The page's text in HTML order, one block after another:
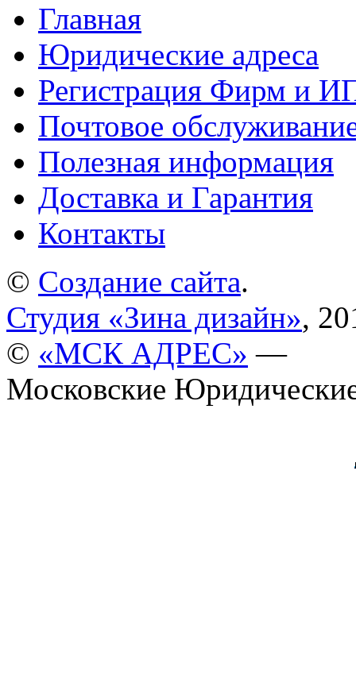
Главная
Юридические адреса
Регистрация Фирм и
Почтовое
Полезная информация
Доставка и Гарантия
Контакты
© Создание сайта.
Студия «Зина дизайн»,
© «МСК АДРЕС» —
Московские